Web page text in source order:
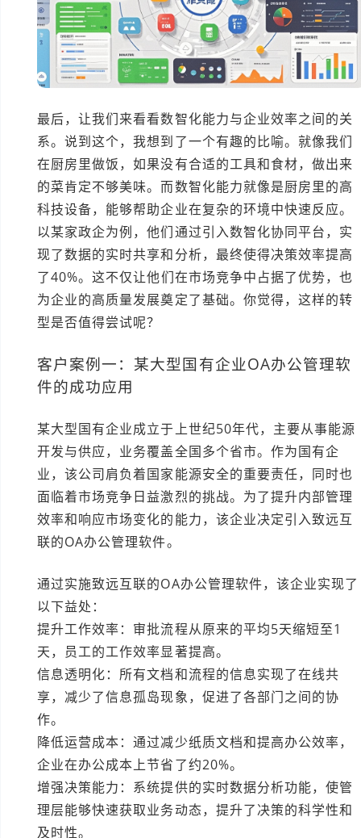
最后，让我们来看看数智化能力与企业效率之间的关
系。说到这个，我想到了一个有趣的比喻。就像我们
在厨房里做饭，如果没有合适的工具和食材，做出来
的菜肯定不够美味。而数智化能力就像是厨房里的高
科技设备，能够帮助企业在复杂的环境中快速反应。
以某家政企为例，他们通过引入数智化协同平台，实
现了数据的实时共享和分析，最终使得决策效率提高
了40%。这不仅让他们在市场竞争中占据了优势，也
为企业的高质量发展奠定了基础。你觉得，这样的转
型是否值得尝试呢？
客户案例一：某大型国有企业OA办公管理软
件的成功应用
某大型国有企业成立于上世纪50年代，主要从事能源
开发与供应，业务覆盖全国多个省市。作为国有企
业，该公司肩负着国家能源安全的重要责任，同时也
面临着市场竞争日益激烈的挑战。为了提升内部管理
效率和响应市场变化的能力，该企业决定引入致远互
联的OA办公管理软件。
通过实施致远互联的OA办公管理软件，该企业实现了
以下益处：
提升工作效率：审批流程从原来的平均5天缩短至1
天，员工的工作效率显著提高。
信息透明化：所有文档和流程的信息实现了在线共
享，减少了信息孤岛现象，促进了各部门之间的协
作。
降低运营成本：通过减少纸质文档和提高办公效率，
企业在办公成本上节省了约20%。
增强决策能力：系统提供的实时数据分析功能，使管
理层能够快速获取业务动态，提升了决策的科学性和
及时性。